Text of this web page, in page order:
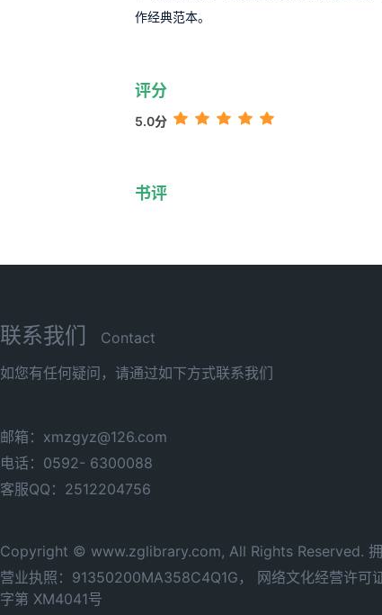
作经典范本。
评分
5.0分
书评
联系我们
Contact
如您有任何疑问，请通过如下方式联系我们
邮箱：xmzgyz@126.com
电话：0592- 6300088
客服QQ：2512204756
Copyright © www.zglibrary.com, All Rights Reserved. 拥
营业执照：91350200MA358C4Q1G，
网络文化经营许可
字第 XM4041号